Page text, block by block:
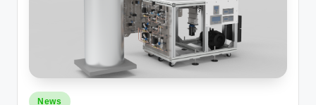
Posted
News